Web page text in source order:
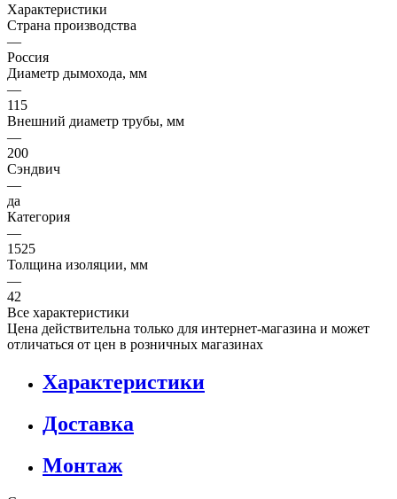
Характеристики
Страна производства
—
Россия
Диаметр дымохода, мм
—
115
Внешний диаметр трубы, мм
—
200
Сэндвич
—
да
Категория
—
1525
Толщина изоляции, мм
—
42
Все характеристики
Цена действительна только для интернет-магазина и может
отличаться от цен в розничных магазинах
Характеристики
Доставка
Монтаж